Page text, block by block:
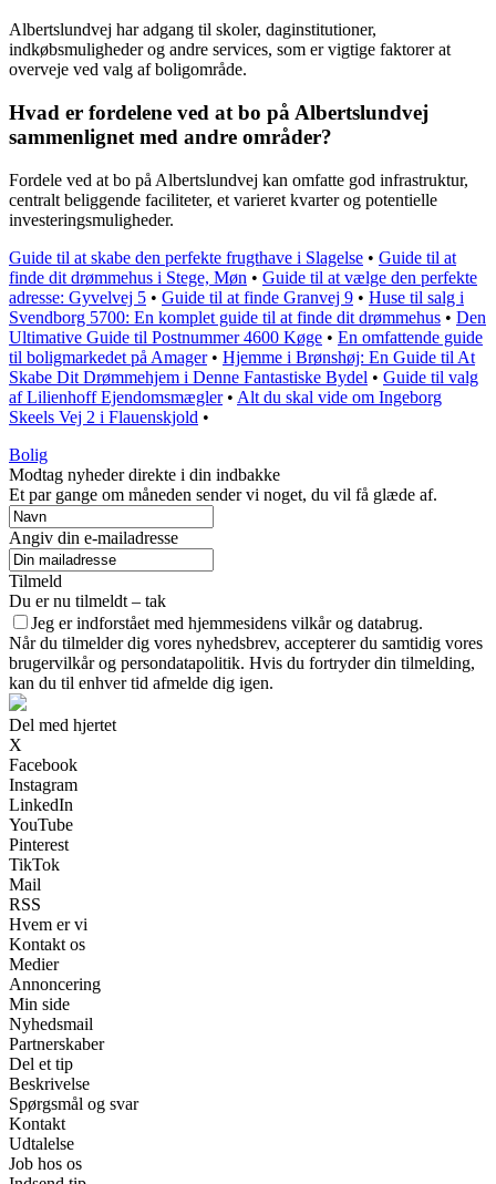
Albertslundvej har adgang til skoler, daginstitutioner,
indkøbsmuligheder og andre services, som er vigtige faktorer at
overveje ved valg af boligområde.
Hvad er fordelene ved at bo på Albertslundvej
sammenlignet med andre områder?
Fordele ved at bo på Albertslundvej kan omfatte god infrastruktur,
centralt beliggende faciliteter, et varieret kvarter og potentielle
investeringsmuligheder.
Guide til at skabe den perfekte frugthave i Slagelse • Guide til at
finde dit drømmehus i Stege, Møn • Guide til at vælge den perfekte
adresse: Gyvelvej 5 • Guide til at finde Granvej 9 • Huse til salg i
Svendborg 5700: En komplet guide til at finde dit drømmehus • Den
Ultimative Guide til Postnummer 4600 Køge • En omfattende guide
til boligmarkedet på Amager• Hjemme i Brønshøj: En Guide til At
Skabe Dit Drømmehjem i Denne Fantastiske Bydel • Guide til valg
af Lilienhoff Ejendomsmægler• Alt du skal vide om Ingeborg
Skeels Vej 2 i Flauenskjold •
Bolig
Modtag nyheder direkte i din indbakke
Et par gange om måneden sender vi noget, du vil få glæde af.
Angiv din e-mailadresse
Tilmeld
Du er nu tilmeldt – tak
Jeg er indforstået med hjemmesidens vilkår og databrug.
Når du tilmelder dig vores nyhedsbrev, accepterer du samtidig vores
brugervilkår og persondatapolitik. Hvis du fortryder din tilmelding,
kan du til enhver tid afmelde dig igen.
Del med hjertet
X
Facebook
Instagram
LinkedIn
YouTube
Pinterest
TikTok
Mail
RSS
Hvem er vi
Kontakt os
Medier
Annoncering
Min side
Nyhedsmail
Partnerskaber
Del et tip
Beskrivelse
Spørgsmål og svar
Kontakt
Udtalelse
Job hos os